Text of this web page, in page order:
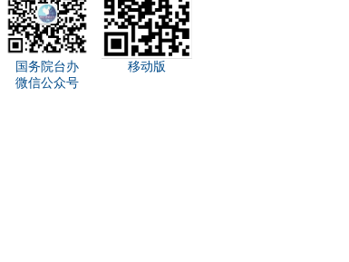
国务院台办
微信公众号
移动版